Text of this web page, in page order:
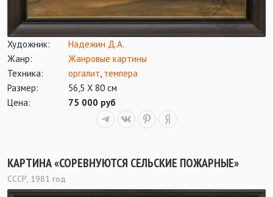
Художник:
Надежин Д.А.
Жанр:
Жанровые картины
Техника:
оргалит темпера
Размер:
56,5 Х 80 см
Цена:
75 000 руб
КАРТИНА «СОРЕВНУЮТСЯ СЕЛЬСКИЕ ПОЖАРНЫЕ»
СССР, 1981 год